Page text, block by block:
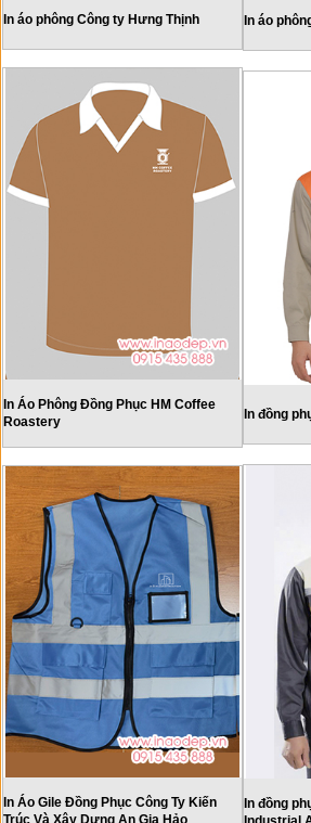
In áo phông Công ty Hưng Thịnh In áo
In Áo Phông Đồng Phục HM Coffee
Roastery
In đồng
In Áo Gile Đồng Phục Công Ty Kiến
Trúc Và Xây Dựng An Gia Hảo
In đồng